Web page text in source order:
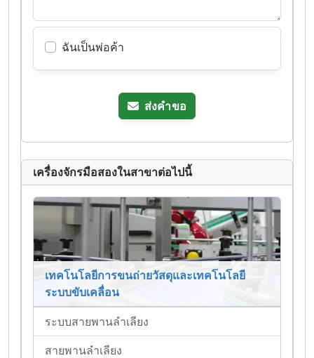
ฉันเป็นพ่อค้า
ส่งคำขอ
เครื่องจักรมือสองในสาขาต่อไปนี้
เทคโนโลยีการขนถ่ายวัสดุและเทคโนโลยี
ระบบขับเคลื่อน
ระบบสายพานลำเลียง
สายพานลำเลียง